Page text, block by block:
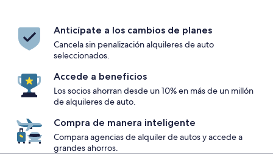
Anticípate a los cambios de planes
Cancela sin penalización alquileres de auto
seleccionados.
Accede a beneficios
Los socios ahorran desde un 10% en más de un millón
de alquileres de auto.
Compra de manera inteligente
Compara agencias de alquiler de autos y accede a
grandes ahorros.